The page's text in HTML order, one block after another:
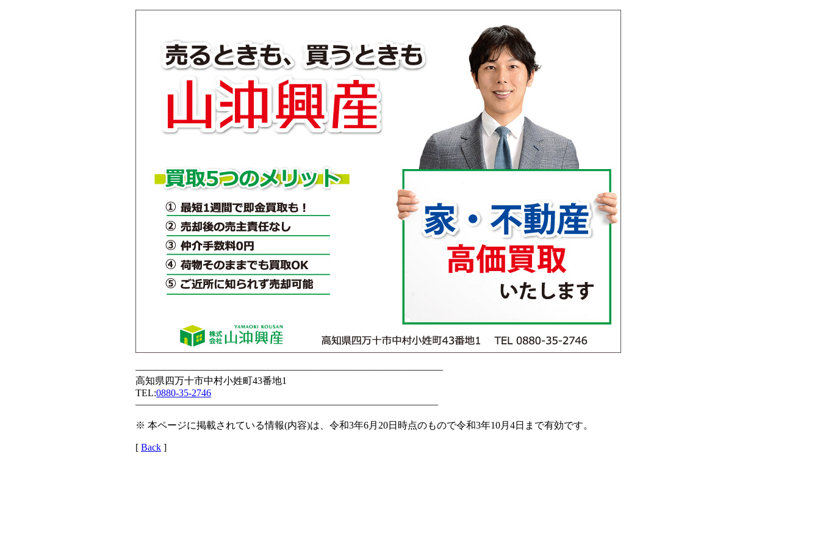
———————————————————————————————–
高知県四万十市中村小姓町43番地1
TEL:0880-35-2746
———————————————————————————————
※ 本ページに掲載されている情報(内容)は、令和3年6月20日時点のもので令和3年10月4日まで有効です。
[ Back ]